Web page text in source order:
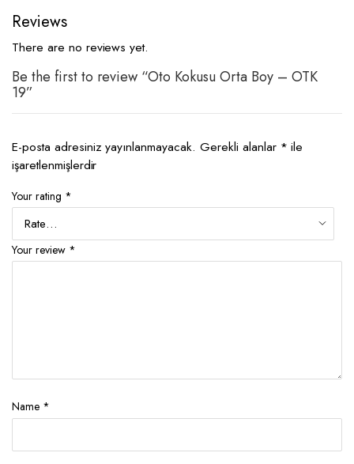
Reviews
There are no reviews yet.
Be the first to review “Oto Kokusu Orta Boy – OTK
19”
E-posta adresiniz yayınlanmayacak. Gerekli alanlar * ile
işaretlenmişlerdir
Your rating *
Your review *
Name *